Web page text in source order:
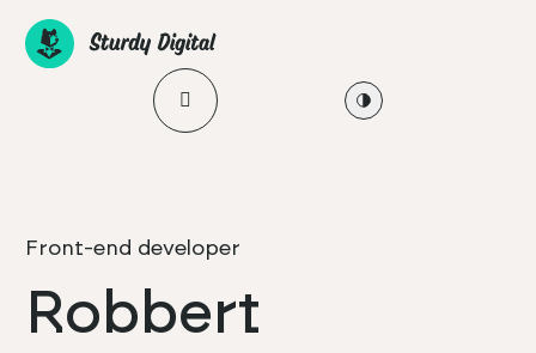
naar
Open mobile menu Enable high contrast
Front-end developer
Robbert